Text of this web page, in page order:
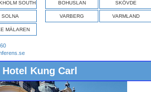
SOUTH
SOLNA
MÄLAREN
BOHUSLAN SKÖVDE
VARBERG VARMLAND
Hotel Kung Carl